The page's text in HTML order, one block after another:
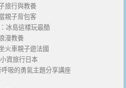
旅行與教養
親子背包客
冰島這樣玩最酷
漫教養
火車親子遊法國
資旅行日本
吸的勇氣主題分享講座